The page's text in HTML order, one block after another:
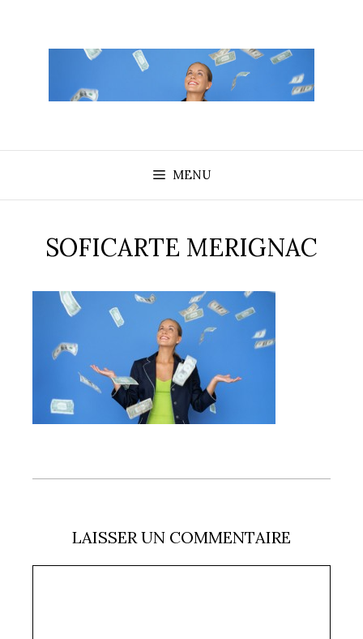
contenu
MENU
SOFICARTE MERIGNAC
LAISSER UN COMMENTAIRE